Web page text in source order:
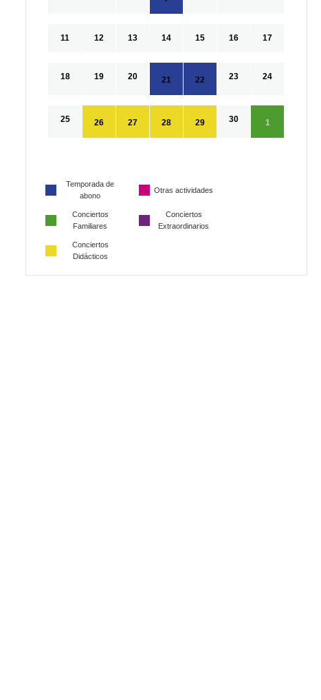
11 12 13 14 15 16 17
18 19 20 21 22 23 24
25 26 27 28 29 30 1
Temporada de
abono
Otras actividades
Conciertos
Familiares
Conciertos
Extraordinarios
Conciertos
Didácticos